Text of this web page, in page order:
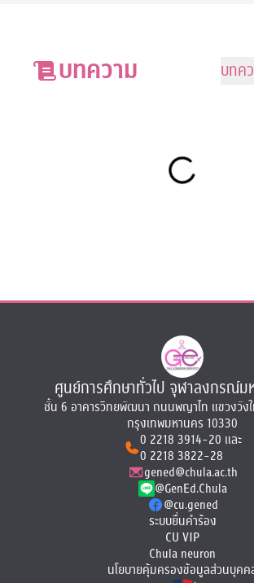
บทความ บทค
ศูนย์การศึกษาทั่วไป จุฬาลงกรณ์ม
ชั้น 6 อาคารวิทยพัฒนา ถนนพญาไท แขวงวัง
กรุงเทพมหานคร 10330
0 2218 3914-20 และ
0 2218 3822-28
gened@chula.ac.th
@GenEd.Chula
@cu.gened
ระบบยื่นคำร้อง
CU VIP
Chula neuron
นโยบายคุ้มครองข้อมูลส่วนบุคค